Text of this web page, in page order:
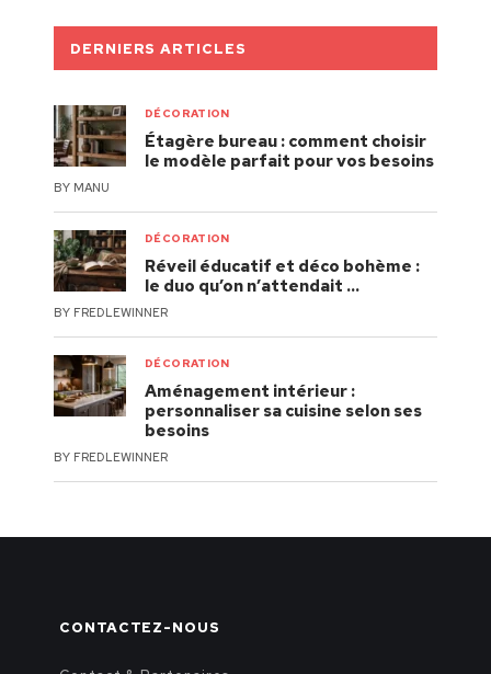
DERNIERS ARTICLES
DÉCORATION
Étagère bureau : comment choisir
le modèle parfait pour vos besoins
BY MANU
DÉCORATION
Réveil éducatif et déco bohème :
le duo qu’on n’attendait …
BY FREDLEWINNER
DÉCORATION
Aménagement intérieur :
personnaliser sa cuisine selon ses
besoins
BY FREDLEWINNER
CONTACTEZ-NOUS